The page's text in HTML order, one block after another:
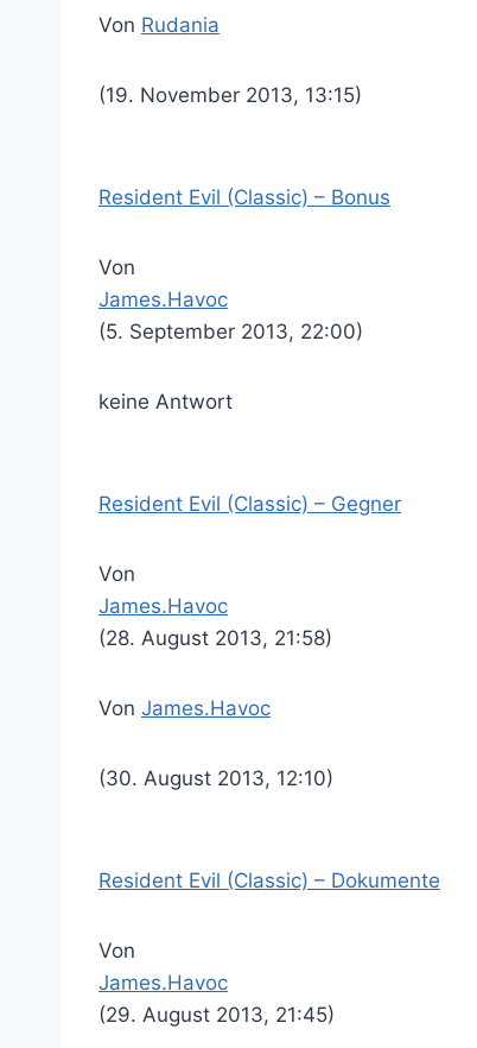
Von Rudania
(19. November 2013, 13:15)
Resident Evil (Classic) – Bonus
Von
James.Havoc
(5. September 2013, 22:00)
keine Antwort
Resident Evil (Classic) – Gegner
Von
James.Havoc
(28. August 2013, 21:58)
Von James.Havoc
(30. August 2013, 12:10)
Resident Evil (Classic) – Dokumente
Von
James.Havoc
(29. August 2013, 21:45)